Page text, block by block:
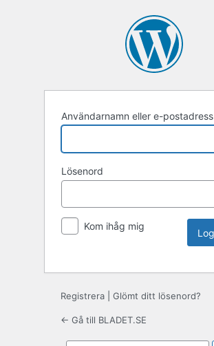
Användarnamn eller e-postadress
Lösenord
Kom ihåg mig
Registrera Glömt ditt lösenord?
← Gå till BLADET.SE